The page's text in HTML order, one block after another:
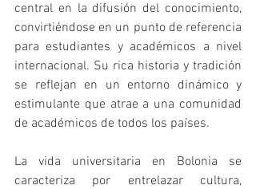
central en la difusión del conocimiento,
convirtiéndose en un punto de referencia
para estudiantes y académicos a nivel
internacional. Su rica historia y tradición
se reflejan en un entorno dinámico y
estimulante que atrae a una comunidad
de académicos de todos los países.
La vida universitaria en Bolonia se
caracteriza por entrelazar cultura,